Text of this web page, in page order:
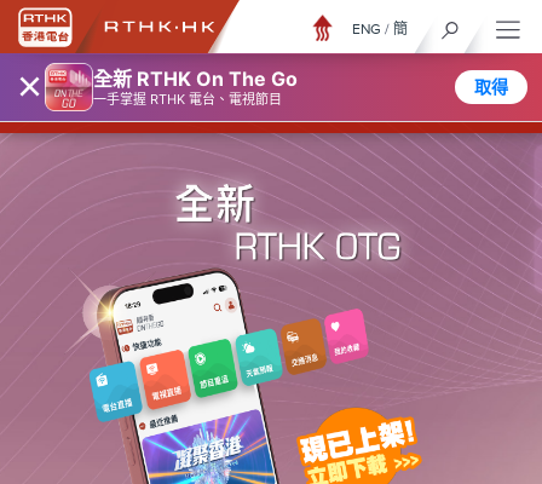
× 全新 RTHK On The Go
一手掌握 RTHK 電台、電視節目
取得
ENG / 簡
隨身版 ON THE GO
♦香港電台隨身版